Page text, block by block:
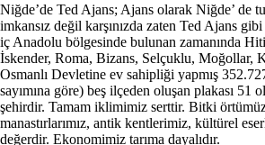
Niğde’de Ted Ajans; Ajans olarak Niğde’ de
imkansız değil karşınızda zaten Ted Ajans
iç Anadolu bölgesinde bulunan zamanında
İskender, Roma, Bizans, Selçuklu, Moğollar,
Osmanlı Devletine ev sahipliği yapmış
sayımına göre) beş ilçeden oluşan plakası 51
şehirdir. Tamam iklimimiz serttir. Bitki
manastırlarımız, antik kentlerimiz, kültürel
değerdir. Ekonomimiz tarıma dayalıdır.